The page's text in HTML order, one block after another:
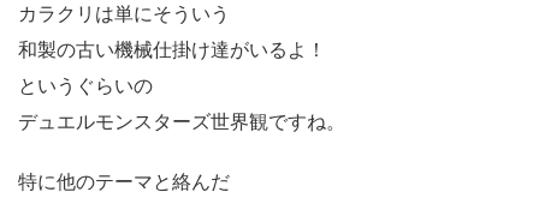
カラクリは単にそういう
和製の古い機械仕掛け達がいるよ！
というぐらいの
デュエルモンスターズ世界観ですね。
特に他のテーマと絡んだ